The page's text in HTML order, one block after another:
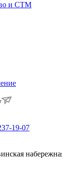
и СТМ
19-07